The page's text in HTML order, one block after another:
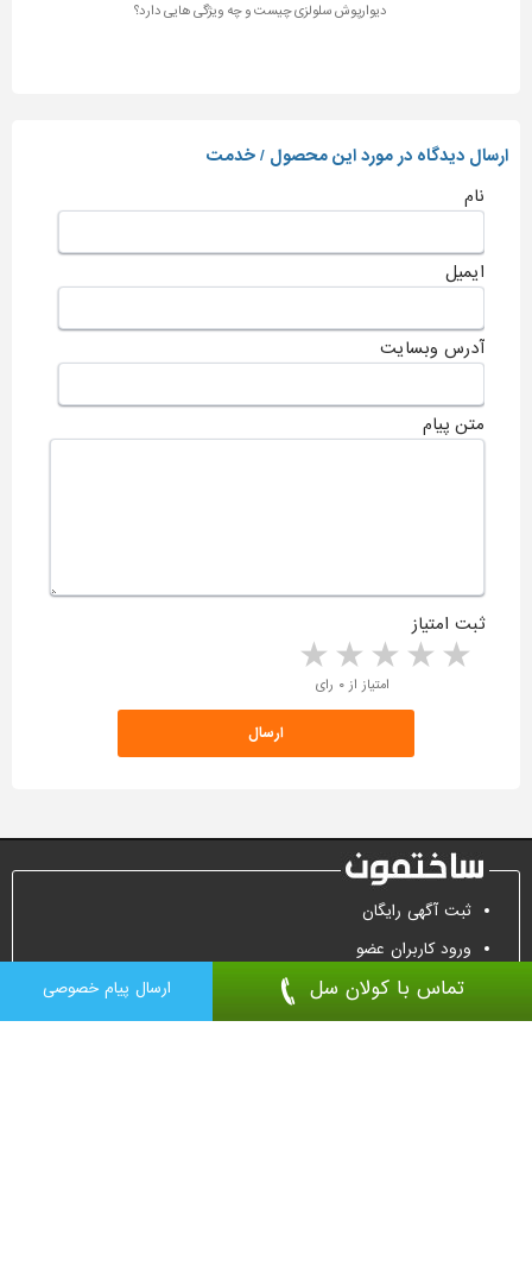
دیوارپوش سلولزی چیست و چه ویژگی هایی دارد؟
تماس با کولان سل ارسال پیام خصوصی
ارسال دیدگاه در مورد این محصول / خدمت
نام
ایمیل
آدرس وبسایت
متن پیام
ثبت امتیاز
4 stars 3 stars 2 stars 1 star امتیاز از ۰ رای
ثبت آگهی رایگان
ورود کاربران عضو
تماس جهت تبلیغات